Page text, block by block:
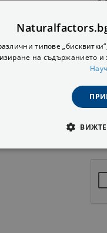
типове
на съдържанието и